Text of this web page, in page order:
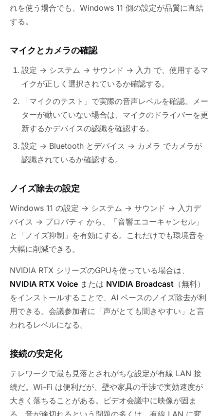
れを使う場合でも、Windows 11 側の設定が品質に直結
する。
マイクとカメラの確認
設定 → システム → サウンド → 入力 で、使用するマ
イクが正しく選択されているか確認する。
「マイクのテスト」で実際の音声レベルを確認。メー
ターが動いていない場合は、マイクのドライバーを更
新するかデバイスの認識を確認する。
設定 → Bluetooth とデバイス → カメラ でカメラが
認識されているか確認する。
ノイズ除去の設定
Windows 11 の設定 → システム → サウンド → 入力デ
バイス → プロパティ から、「音響エコーキャンセル」
と「ノイズ抑制」を有効にする。これだけでも環境音を
大幅に削減できる。
NVIDIA RTX シリーズのGPUを使っている場合は、
NVIDIA RTX Voice または NVIDIA Broadcast （無料）
をインストールすることで、AI ベースのノイズ除去が利
用できる。会議参加者に「声がとても聞きやすい」と言
われるレベルになる。
接続の安定化
テレワークで最も見落とされがちな設定が有線 LAN 接
続だ。Wi-Fi は便利だが、壁や家具の干渉で実効速度が
大きく落ちることがある。ビデオ会議中に映像が固ま